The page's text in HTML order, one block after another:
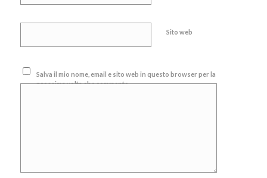
Sito web
Salva il mio nome, email e sito web in questo browser per la
prossima volta che commento.